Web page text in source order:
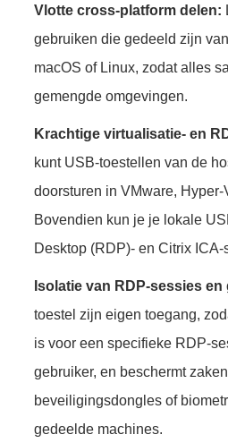
Vlotte cross-platform delen:
gebruiken die gedeeld zijn
macOS of Linux, zodat alles
gemengde omgevingen.
Krachtige virtualisatie- en
kunt USB-toestellen van de
doorsturen in VMware,
Bovendien kun je je lokale
Desktop (RDP)- en Citrix ICA-
Isolatie van RDP-sessies
toestel zijn eigen toegang,
is voor een specifieke RDP-
gebruiker, en beschermt
beveiligingsdongles of
gedeelde machines.